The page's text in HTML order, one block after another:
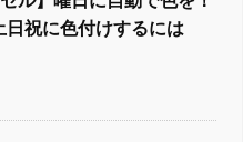
日祝に色付けするには